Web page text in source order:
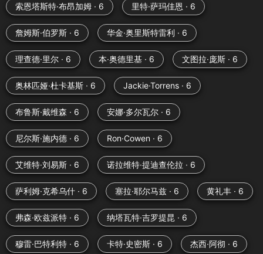
索恩塔斯特·布昂加姆 · 6 里特·萨玛佳恩 · 6
詹姆斯·伯罗斯 · 6 华金·奥里斯特雷利 · 6
理查德·里尔 · 6 本·奥德里基 · 6 文图拉·庞斯 · 6
奥林匹娅·杜卡基斯 · 6 Jackie·Torrens · 6
布鲁斯·戴维森 · 6 安娜·多尔瓦尔 · 6
尼尔斯·施内德 · 6 Ron·Cowen · 6
艾维特·刘易斯 · 6 诺拉维特·提迪查伦拉 · 6
萨利姆·克希乌什 · 6 塞拉·耶尔马兹 · 6 黄礼丰 · 6
弗森·欧兹派特 · 6 纳塔瓦特·吉罗提昆 · 6
穆雷·巴特利特 · 6 卡特·史密斯 · 6 杰西·阿彻 · 6